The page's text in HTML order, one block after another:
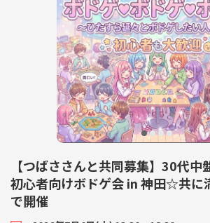
【つばささんと共同募集】30代
初心者向けボドゲ会 in 神田☆共に
で開催